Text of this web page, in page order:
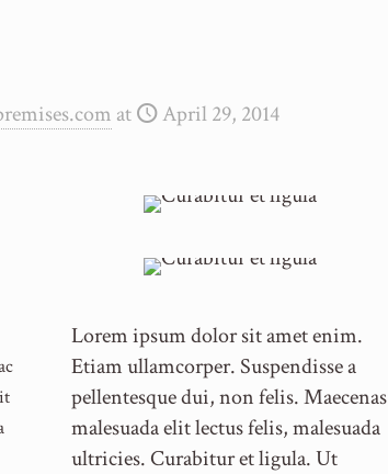
at April 29, 2014
Lorem ipsum dolor sit amet enim.
Etiam ullamcorper. Suspendisse a
pellentesque dui, non felis. Maecenas
malesuada elit lectus felis, malesuada
ultricies. Curabitur et ligula. Ut